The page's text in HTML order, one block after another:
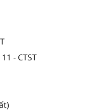
- CTST